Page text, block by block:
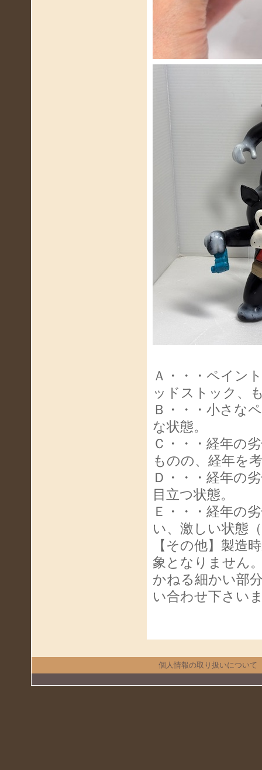
Ａ・・・ペイン
ッドストック、
Ｂ・・・小さな
な状態。
Ｃ・・・経年の
ものの、経年を
Ｄ・・・経年の
目立つ状態。
Ｅ・・・経年の
い、激しい状態
【その他】製造
象となりません
かねる細かい部
い合わせ下さい
個人情報の取り扱いについて